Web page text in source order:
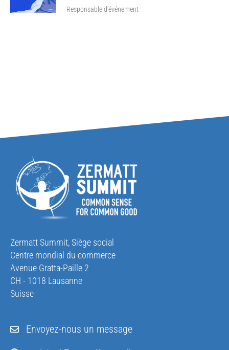
Responsable d'événement
Zermatt Summit, Siège social
Centre mondial du commerce
Avenue Gratta-Paille 2
CH - 1018 Lausanne
Suisse
Envoyez-nous un message